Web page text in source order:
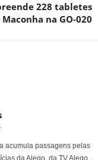
228 tabletes
na GO-020
acumula passagens pelas
da Alego, da TV Alego,